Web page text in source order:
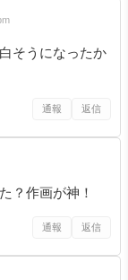
そうになったか
通報 返信
？作画が神！
通報 返信